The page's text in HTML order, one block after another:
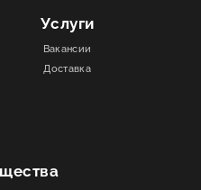
Услуги
Вакансии
Доставка